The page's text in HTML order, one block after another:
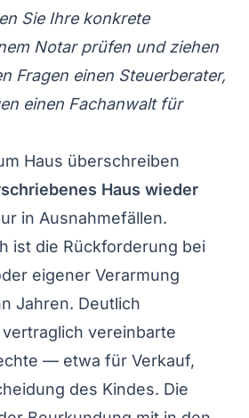
Sie Ihre konkrete
Notar prüfen und ziehen
Fragen einen Steuerberater,
einen Fachanwalt für
Haus überschreiben
Haus wieder
in Ausnahmefällen.
ist die Rückforderung bei
eigener Verarmung
Jahren. Deutlich
vereinbarte
— etwa für Verkauf,
des Kindes. Die